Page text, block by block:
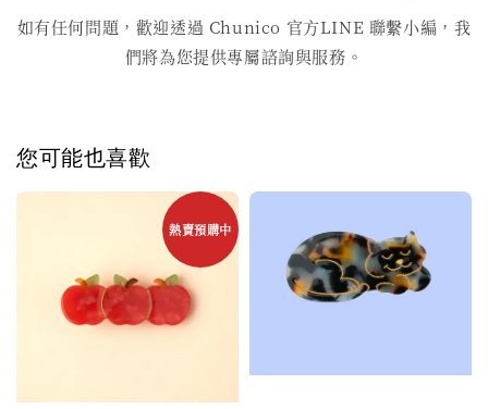
如有任何問題，歡迎透過 Chunico 官方LINE 聯繫小編，我
們將為您提供專屬諮詢與服務。
您可能也喜歡
熱賣預購中